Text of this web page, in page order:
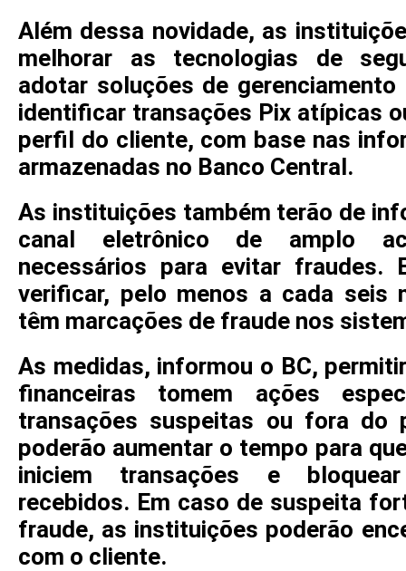
Além dessa novidade, as
melhorar as tecnologias de
adotar soluções de
identificar transações Pix atípicas
perfil do cliente, com base nas
armazenadas no Banco Central.
As instituições também terão de
canal eletrônico de amplo
necessários para evitar fraudes.
verificar, pelo menos a cada seis
têm marcações de fraude nos
As medidas, informou o BC,
financeiras tomem ações
transações suspeitas ou fora do
poderão aumentar o tempo para
iniciem transações e
recebidos. Em caso de suspeita
fraude, as instituições poderão
com o cliente.